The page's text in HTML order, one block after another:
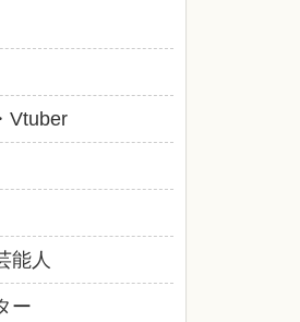
Vtuber
能人
ー